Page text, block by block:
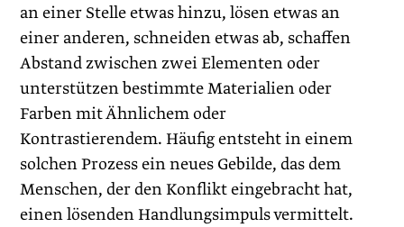
an einer Stelle etwas hinzu, lösen etwas an
einer anderen, schneiden etwas ab, schaffen
Abstand zwischen zwei Elementen oder
unterstützen bestimmte Materialien oder
Farben mit Ähnlichem oder
Kontrastierendem. Häufig entsteht in einem
solchen Prozess ein neues Gebilde, das dem
Menschen, der den Konflikt eingebracht hat,
einen lösenden Handlungsimpuls vermittelt.